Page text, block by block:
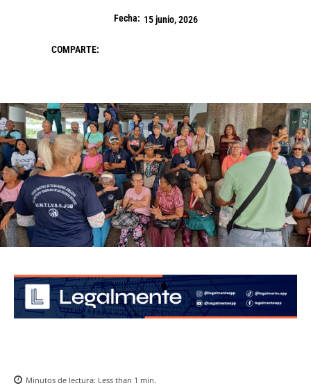
Fecha: 15 junio, 2026
COMPARTE:
Minutos de lectura: Less than 1 min.